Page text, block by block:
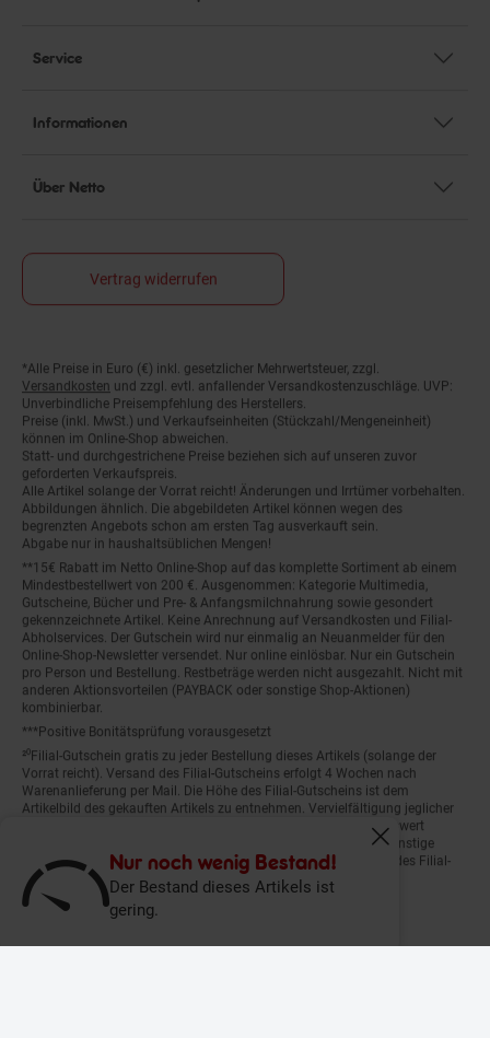
Nur noch wenig Bestand!
Der Bestand dieses Artikels ist
gering.
Fenster
Service
Informationen
Über Netto
Vertrag widerrufen
Fußnoten
*Alle Preise in Euro (€) inkl. gesetzlicher Mehrwertsteuer, zzgl.
Versandkosten und zzgl. evtl. anfallender Versandkostenzuschläge. UVP:
Unverbindliche Preisempfehlung des Herstellers.
Preise (inkl. MwSt.) und Verkaufseinheiten (Stückzahl/Mengeneinheit)
können im Online-Shop abweichen.
Statt- und durchgestrichene Preise beziehen sich auf unseren zuvor
geforderten Verkaufspreis.
Alle Artikel solange der Vorrat reicht! Änderungen und Irrtümer vorbehalten.
Abbildungen ähnlich. Die abgebildeten Artikel können wegen des
begrenzten Angebots schon am ersten Tag ausverkauft sein.
Abgabe nur in haushaltsüblichen Mengen!
**15€ Rabatt im Netto Online-Shop auf das komplette Sortiment ab einem
Mindestbestellwert von 200 €. Ausgenommen: Kategorie Multimedia,
Gutscheine, Bücher und Pre- & Anfangsmilchnahrung sowie gesondert
gekennzeichnete Artikel. Keine Anrechnung auf Versandkosten und Filial-
Abholservices. Der Gutschein wird nur einmalig an Neuanmelder für den
Online-Shop-Newsletter versendet. Nur online einlösbar. Nur ein Gutschein
pro Person und Bestellung. Restbeträge werden nicht ausgezahlt. Nicht mit
anderen Aktionsvorteilen (PAYBACK oder sonstige Shop-Aktionen)
kombinierbar.
***Positive Bonitätsprüfung vorausgesetzt
²⁰Filial-Gutschein gratis zu jeder Bestellung dieses Artikels (solange der
Vorrat reicht). Versand des Filial-Gutscheins erfolgt 4 Wochen nach
Warenanlieferung per Mail. Die Höhe des Filial-Gutscheins ist dem
Artikelbild des gekauften Artikels zu entnehmen. Vervielfältigung jeglicher
Art nicht gestattet. Der Filial-Gutschein ist ohne Mindesteinkaufswert
einlösbar. Nicht mit anderen Aktionsvorteilen (PAYBACK oder sonstige
Shop-Aktionen) kombinierbar. Der jeweilige Gültigkeitszeitraum des Filial-
Gutscheins ist darauf vermerkt.